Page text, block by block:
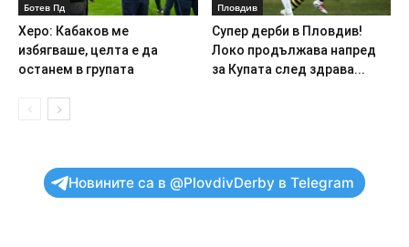
Ботев Пд
Херо: Кабаков ме
избягваше, целта е да
останем в групата
Пловдив
Супер дерби в Пловдив!
Локо продължава напред
за Купата след здрава...
Новините са в @PlovdivDerby в Telegram